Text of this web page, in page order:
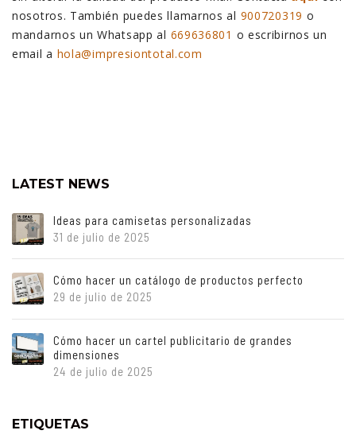
nosotros. También puedes llamarnos al 900720319 o
mandarnos un Whatsapp al 669636801 o escribirnos un
email a hola@impresiontotal.com
LATEST NEWS
Ideas para camisetas personalizadas
31 de julio de 2025
Cómo hacer un catálogo de productos perfecto
29 de julio de 2025
Cómo hacer un cartel publicitario de grandes
dimensiones
24 de julio de 2025
ETIQUETAS